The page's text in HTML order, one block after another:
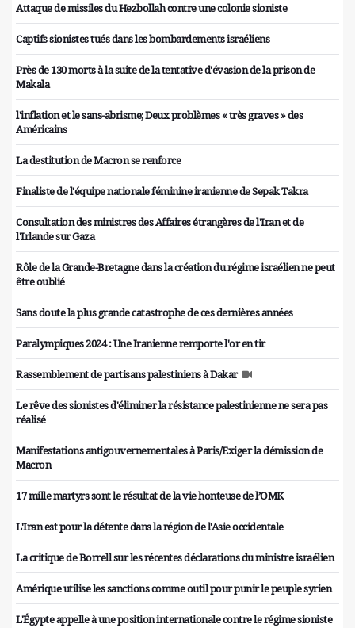
Attaque de missiles du Hezbollah contre une colonie sioniste
Captifs sionistes tués dans les bombardements israéliens
Près de 130 morts à la suite de la tentative d'évasion de la prison de
Makala
l'inflation et le sans-abrisme; Deux problèmes « très graves » des
Américains
La destitution de Macron se renforce
Finaliste de l'équipe nationale féminine iranienne de Sepak Takra
Consultation des ministres des Affaires étrangères de l'Iran et de
l'Irlande sur Gaza
Rôle de la Grande-Bretagne dans la création du régime israélien ne peut
être oublié
Sans doute la plus grande catastrophe de ces dernières années
Paralympiques 2024 : Une Iranienne remporte l'or en tir
Rassemblement de partisans palestiniens à Dakar
Le rêve des sionistes d'éliminer la résistance palestinienne ne sera pas
réalisé
Manifestations antigouvernementales à Paris/Exiger la démission de
Macron
17 mille martyrs sont le résultat de la vie honteuse de l’OMK
L'Iran est pour la détente dans la région de l'Asie occidentale
La critique de Borrell sur les récentes déclarations du ministre israélien
Amérique utilise les sanctions comme outil pour punir le peuple syrien
L'Égypte appelle à une position internationale contre le régime sioniste